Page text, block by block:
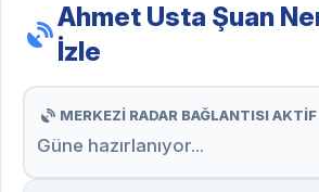
Ahmet Usta Şuan
İzle
MERKEZİ RADAR BAĞLANTISI AKTİF
Güne hazırlanıyor...